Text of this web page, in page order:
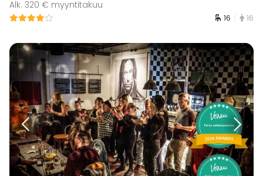
Alk. 320 € myyntitakuu
16 16